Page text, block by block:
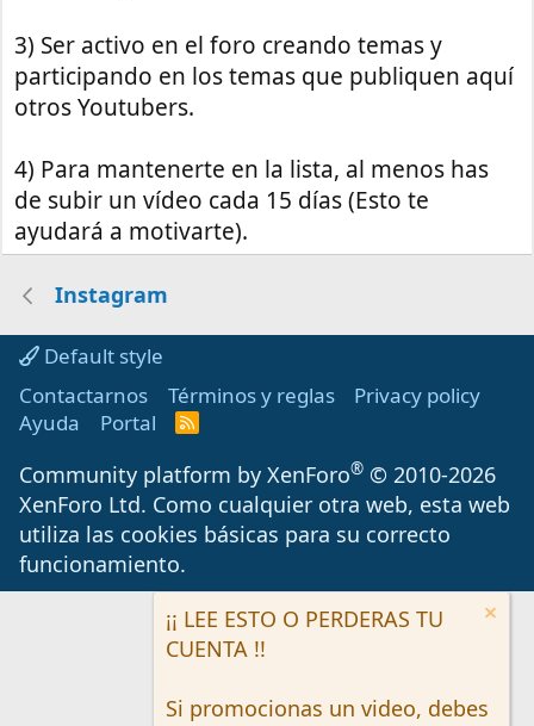
3) Ser activo en el foro creando temas y
participando en los temas que publiquen aquí
otros Youtubers.
4) Para mantenerte en la lista, al menos has
de subir un vídeo cada 15 días (Esto te
ayudará a motivarte).
Instagram
Default style
Contactarnos
Términos y reglas
Privacy policy
Ayuda
Portal
R
S
Community platform by XenForo® © 2010-2026
XenForo Ltd. Como cualquier otra web, esta web
utiliza las cookies básicas para su correcto
funcionamiento.
¡¡ LEE ESTO O PERDERAS TU
CUENTA !!
Si promocionas un video, debes